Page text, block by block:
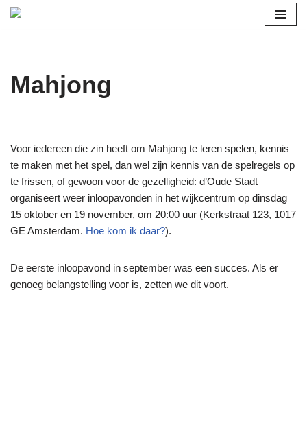
inhoud
Mahjong
Voor iedereen die zin heeft om Mahjong te leren spelen, kennis
te maken met het spel, dan wel zijn kennis van de spelregels op
te frissen, of gewoon voor de gezelligheid: d’Oude Stadt
organiseert weer inloopavonden in het wijkcentrum op dinsdag
15 oktober en 19 november, om 20:00 uur (Kerkstraat 123, 1017
GE Amsterdam. Hoe kom ik daar?).
De eerste inloopavond in september was een succes. Als er
genoeg belangstelling voor is, zetten we dit voort.